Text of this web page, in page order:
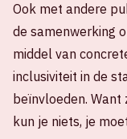
Ook met andere
de samenwerking
middel van
inclusiviteit in de
beïnvloeden. Want
kun je niets, je